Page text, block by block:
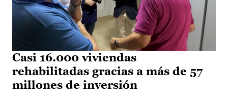
Casi 16.000 viviendas
rehabilitadas gracias a más de 57
millones de inversión